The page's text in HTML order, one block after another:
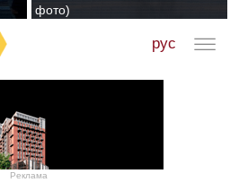
фото)
рус
Реклама